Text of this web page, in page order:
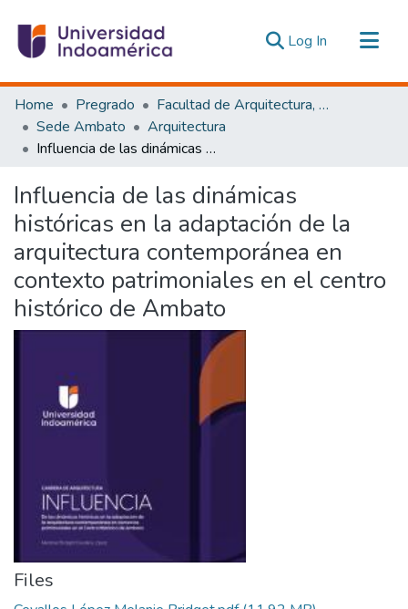
Log In (current)
Communities & Collections
All of DSpace
Statistics
Home Pregrado
Facultad de Arquitectura, Artes y Diseño
Sede Ambato
Arquitectura
Influencia de las dinámicas históricas en la adaptación de la arquitectura contemporánea en contexto patrimoniales en el centro histórico de Ambato
Influencia de las dinámicas
históricas en la adaptación de la
arquitectura contemporánea en
contexto patrimoniales en el centro
histórico de Ambato
Files